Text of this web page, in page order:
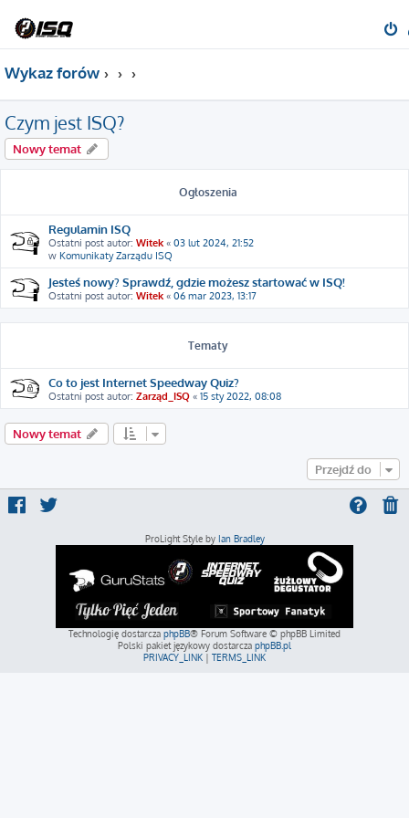
Wykaz forów
Czym jest ISQ?
Nowy temat
Ogłoszenia
Regulamin ISQ
Ostatni post autor: Witek « 03 lut 2024, 21:52
w Komunikaty Zarządu ISQ
Jesteś nowy? Sprawdź, gdzie możesz startować w ISQ!
Ostatni post autor: Witek « 06 mar 2023, 13:17
Tematy
Co to jest Internet Speedway Quiz?
Ostatni post autor: Zarząd_ISQ « 15 sty 2022, 08:08
Nowy temat
Przejdź do
ProLight Style by Ian Bradley
Technologię dostarcza phpBB® Forum Software © phpBB Limited
Polski pakiet językowy dostarcza phpBB.pl
PRIVACY_LINK | TERMS_LINK